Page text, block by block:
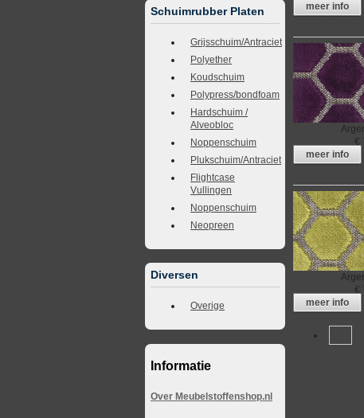
Schuimrubber Platen
Grijsschuim/Antraciet
Polyether
Koudschuim
Polypress/bondfoam
Hardschuim /
Alveobloc
Noppenschuim
Plukschuim/Antraciet
Flightcase
Vullingen
Noppenschuim
Neopreen
Diversen
Overige
Informatie
Over Meubelstoffenshop.nl
meer info
€
meer info
€
meer info